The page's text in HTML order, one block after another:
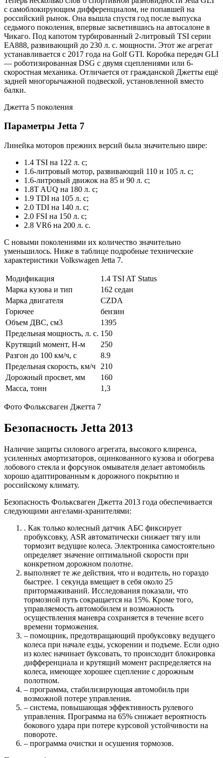
с самоблокирующим дифференциалом, не попавшей на
российский рынок. Она вышла спустя год после выпуска
седьмого поколения, впервые засветившись на автосалоне в
Чикаго. Под капотом турбированный 2-литровый TSI серии
EA888, развивающий до 230 л. с. мощности. Этот же агрегат
устанавливается с 2017 года на Golf GTI. Коробка передач GLI
— роботизированная DSG с двумя сцеплениями или 6-
скоростная механика. Отличается от гражданской Джетты ещё
задней многорычажной подвеской, установленной вместо
балки.
Джетта 5 поколения
Параметры Jetta 7
Линейка моторов прежних версий была значительно шире:
1.4 TSI на 122 л. с;
1.6-литровый мотор, развивающий 110 и 105 л. с;
1.6-литровый движок на 85 и 90 л. с;
1.8T AUQ на 180 л. с;
1.9 TDI на 105 л. с;
2.0 TDI на 140 л. с;
2.0 FSI на 150 л. с;
2.8 VR6 на 200 л. с.
С новыми поколениями их количество значительно
уменьшилось. Ниже в таблице подробные технические
характеристики Volkswagen Jetta 7.
Модификация
1.4 TSI AT Status
Марка кузова и тип
162 седан
Марка двигателя
CZDA
Горючее
бензин
Объем ДВС, см3
1395
Предельная мощность, л. с. 150
Крутящий момент, Н-м
250
Разгон до 100 км/ч, с
8.9
Предельная скорость, км/ч
210
Дорожный просвет, мм
160
Масса, тонн
1,3
Фото Фольксваген Джетта 7
Безопасность Jetta 2013
Наличие защиты силового агрегата, высокого клиренса,
усиленных амортизаторов, оцинкованного кузова и обогрева
лобового стекла и форсунок омывателя делает автомобиль
хорошо адаптированным к дорожного покрытию и
российскому климату.
Безопасность Фольксваген Джетта 2013 года обеспечивается
следующими ангелами-хранителями:
. Как только колесный датчик АБС фиксирует
пробуксовку, ASR автоматически снижает тягу или
тормозит ведущие колеса. Электроника самостоятельно
определяет значение оптимальной скорости при
конкретном дорожном полотне.
выполняет те же действия, что и водитель, но гораздо
быстрее. 1 секунда вмещает в себя около 25
притормаживаний. Исследования показали, что
тормозной путь сокращается на 15%. Кроме того,
управляемость автомобилем и возможность
осуществления маневра сохраняется в течение всего
времени торможения.
– помощник, предотвращающий пробуксовку ведущего
колеса при начале езды, ускорении и подъеме. Если одно
из колес начинает буксовать, то происходит блокировка
дифференциала и крутящий момент распределяется на
колеса, имеющее хорошее сцепление с дорожным
полотном.
– программа, стабилизирующая автомобиль при
возможной потере управления.
– система, повышающая эффективность рулевого
управления. Программа на 65% снижает вероятность
бокового удара при потере курсовой устойчивости на
повороте.
– программа очистки и осушения тормозов.